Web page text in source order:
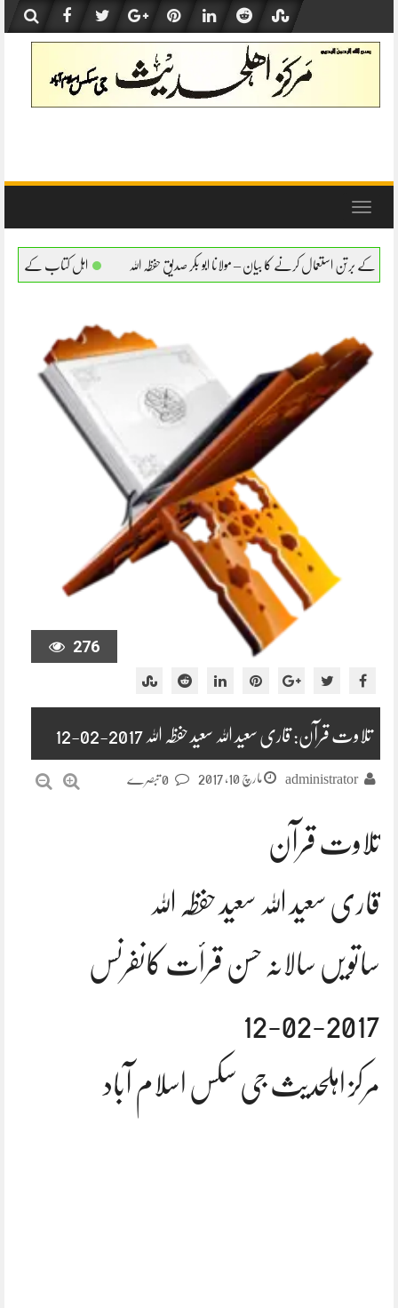
content
Toggle
– مولانا ابو بکر صدیق حفظہ اللہ اہل کتاب کے برتن استعمال کرنے کا بیان – مولانا
276
تلاوت قرآن: قاری سعید اللہ سعید حفظہ اللہ 2017-02-12
administrator مارچ 10, 2017
تلاوت قرآن
قاری سعید اللہ سعید حفظہ اللہ
ساتویں سالانہ حسن قرأت کانفرنس
12-02-2017
مرکز اہلحدیث جی سکس اسلام آباد